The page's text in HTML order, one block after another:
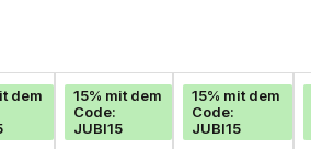
dem
15% mit dem
Code:
JUBI15
15% mit dem
Code:
JUBI15